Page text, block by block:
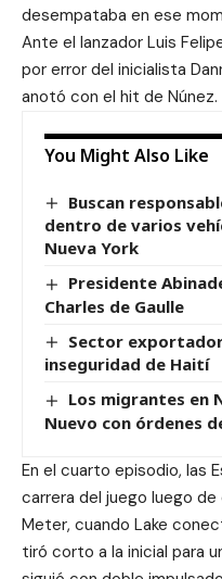
desempataba en ese
Ante el lanzador Luis
por error del inicialista
anotó con el hit de Núnez.
You Might Also Like
Buscan
dentro de varios
Nueva York
Presidente
Charles de Gaulle
Sector
inseguridad de Haití
Los migrantes en
Nuevo con órdenes
En el cuarto episodio, las
carrera del juego luego
Meter, cuando Lake
tiró corto a la inicial para